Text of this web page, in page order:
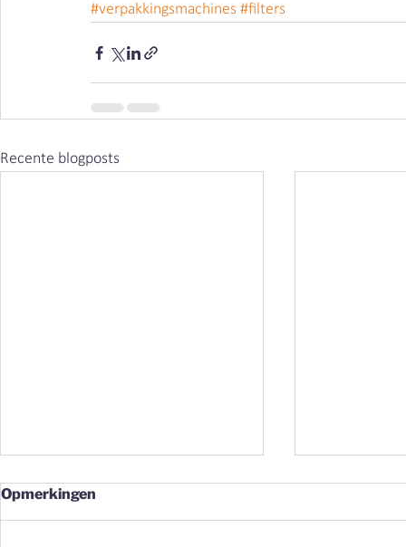
#verpakkingsmachines #filters
Recente blogposts
Opmerkingen